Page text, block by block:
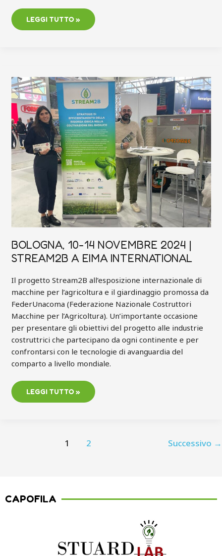
LEGGI TUTTO »
BOLOGNA, 10-14 NOVEMBRE 2024 |
STREAM2B A EIMA INTERNATIONAL
Il progetto Stream2B all’esposizione internazionale di
macchine per l’agricoltura e il giardinaggio promossa da
FederUnacoma (Federazione Nazionale Costruttori
Macchine per l’Agricoltura). Un’importante occasione
per presentare gli obiettivi del progetto alle industrie
costruttrici che partecipano da ogni continente e per
confrontarsi con le tecnologie di avanguardia del
comparto a livello mondiale.
BOLOGNA,
10-
14
NOVEMBRE
2024
|
STREAM2B
A
EIMA
INTERNATIONAL
LEGGI TUTTO »
1 2 Successivo →
CAPOFILA